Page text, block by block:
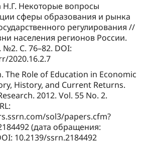
Н.Г. Некоторые вопросы
сферы образования и рынка
регулирования //
населения регионов России.
№2. С. 76–82. DOI:
2020.16.2.7
The Role of Education in Economic
History, and Current Returns.
2012. Vol. 55 No. 2.
sol3/papers.cfm?
(дата обращения:
10.2139/ssrn.2184492